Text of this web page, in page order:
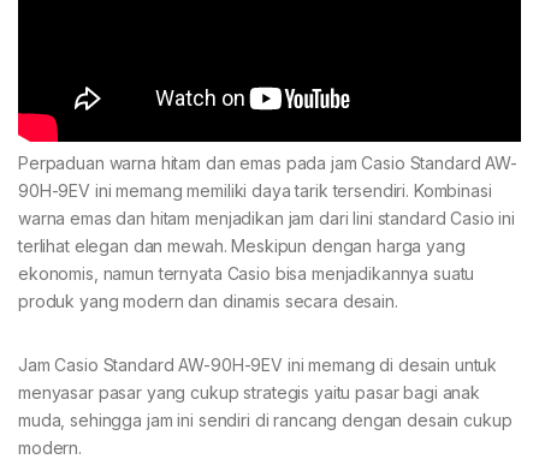
Perpaduan warna hitam dan emas pada jam Casio Standard AW-
90H-9EV ini memang memiliki daya tarik tersendiri. Kombinasi
warna emas dan hitam menjadikan jam dari lini standard Casio ini
terlihat elegan dan mewah. Meskipun dengan harga yang
ekonomis, namun ternyata Casio bisa menjadikannya suatu
produk yang modern dan dinamis secara desain.
Jam Casio Standard AW-90H-9EV ini memang di desain untuk
menyasar pasar yang cukup strategis yaitu pasar bagi anak
muda, sehingga jam ini sendiri di rancang dengan desain cukup
modern.